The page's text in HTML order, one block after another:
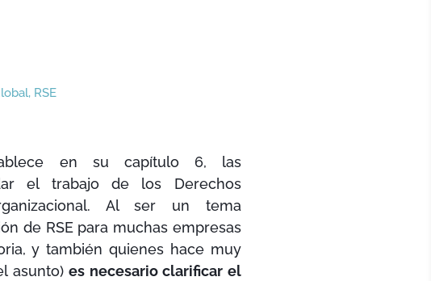
, RSE
en su capítulo 6, las
el trabajo de los Derechos
Al ser un tema
de RSE para muchas empresas
y también quienes hace muy
asunto)es necesario clarificar el